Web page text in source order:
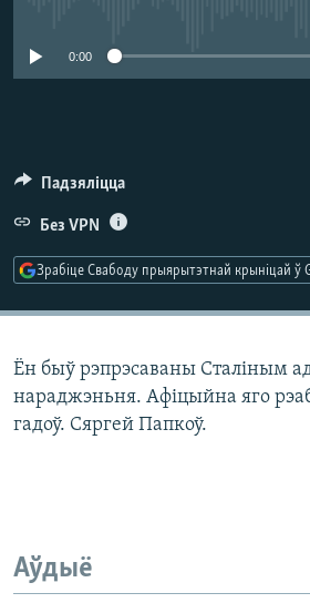
КАЛЯНДАР
НА ХВАЛЯХ СВАБОДЫ
0:00
Падзяліцца
Без VPN
Зрабіце Свабоду прыярытэтнай крыніцай ў
Ён быў рэпрэсаваны Сталіным
нараджэньня. Афіцыйна яго
гадоў. Сяргей Папкоў.
Аўдыё